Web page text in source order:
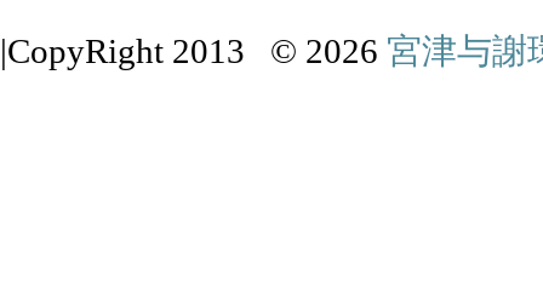
|CopyRight 2013 © 2026 宮津与謝